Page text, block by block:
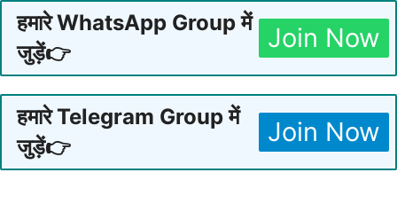
हमारे WhatsApp Group में
जुड़ें👉
Join Now
हमारे Telegram Group में
जुड़ें👉
Join Now